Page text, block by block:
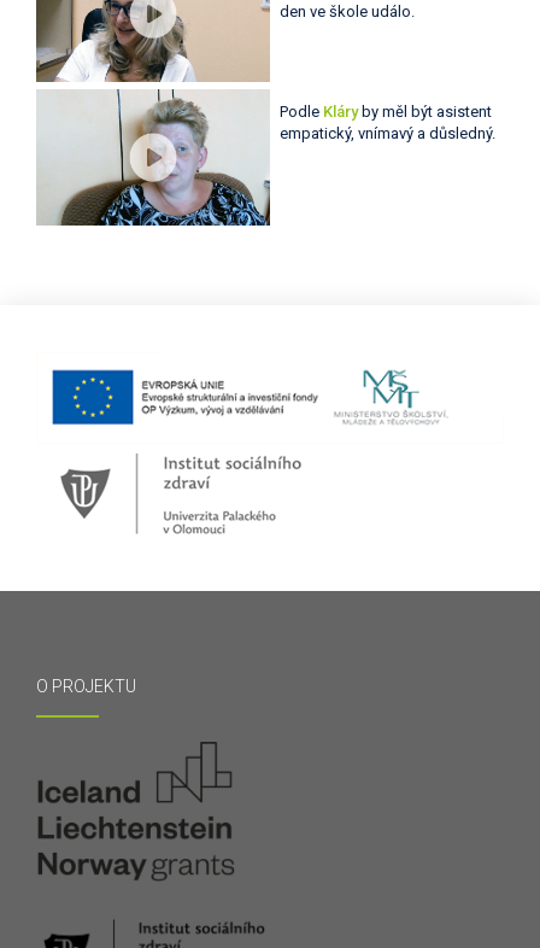
den ve škole událo.
Podle Kláryby měl být asistent
empatický, vnímavý a důsledný.
O PROJEKTU